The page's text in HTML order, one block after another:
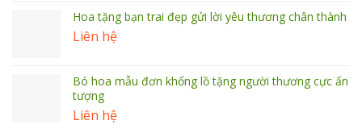
Hoa tặng bạn trai đẹp gửi lời yêu thương chân thành
Liên hệ
Bó hoa mẫu đơn khổng lồ tặng người thương cực ấn
tượng
Liên hệ